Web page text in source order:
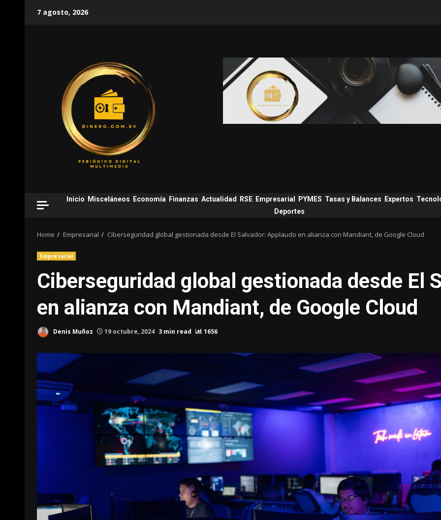
7 agosto, 2026
Inicio Misceláneos Economía Finanzas Actualidad RSE Empresarial PYMES Tasas y Balances Expertos
Deportes
Home Empresarial Ciberseguridad global gestionada desde El Salvador: Applaudo en alianza con Mandiant, de Google Cloud
Empresarial
Ciberseguridad global gestionada desde El
en alianza con Mandiant, de Google Cloud
Denis Muñoz 19 octubre, 2024 3 min read 1656